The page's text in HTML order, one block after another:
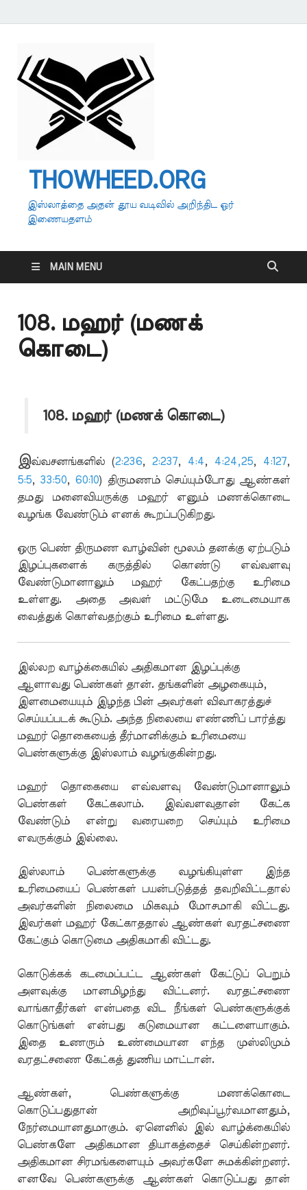
THOWHEED.ORG
இஸ்லாத்தை அதன் தூய வடிவில் அறிந்திட ஓர்
இணையதளம்
MAIN MENU
108. மஹர் (மணக்
கொடை)
108. மஹர் (மணக் கொடை)
இவ்வசனங்களில் (2:236, 2:237, 4:4, 4:24,25, 4:127,
5:5, 33:50, 60:10) திருமணம் செய்யும்போது ஆண்கள்
தமது மனைவியருக்கு மஹர் எனும் மணக்கொடை
வழங்க வேண்டும் எனக் கூறப்படுகிறது.
ஒரு பெண் திருமண வாழ்வின் மூலம் தனக்கு ஏற்படும்
இழப்புகளைக் கருத்தில் கொண்டு எவ்வளவு
வேண்டுமானாலும் மஹர் கேட்பதற்கு உரிமை
உள்ளது. அதை அவள் மட்டுமே உடைமையாக
வைத்துக் கொள்வதற்கும் உரிமை உள்ளது.
இல்லற வாழ்க்கையில் அதிகமான இழப்புக்கு
ஆளாவது பெண்கள் தான். தங்களின் அழகையும்,
இளமையையும் இழந்த பின் அவர்கள் விவாகரத்துச்
செய்யப்படக் கூடும். அந்த நிலையை எண்ணிப் பார்த்து
மஹர் தொகையைத் தீர்மானிக்கும் உரிமையை
பெண்களுக்கு இஸ்லாம் வழங்குகின்றது.
மஹர் தொகையை எவ்வளவு வேண்டுமானாலும்
பெண்கள் கேட்கலாம். இவ்வளவுதான் கேட்க
வேண்டும் என்று வரையறை செய்யும் உரிமை
எவருக்கும் இல்லை.
இஸ்லாம் பெண்களுக்கு வழங்கியுள்ள இந்த
உரிமையைப் பெண்கள் பயன்படுத்தத் தவறிவிட்டதால்
அவர்களின் நிலைமை மிகவும் மோசமாகி விட்டது.
இவர்கள் மஹர் கேட்காததால் ஆண்கள் வரதட்சணை
கேட்கும் கொடுமை அதிகமாகி விட்டது.
கொடுக்கக் கடமைப்பட்ட ஆண்கள் கேட்டுப் பெறும்
அளவுக்கு மானமிழந்து விட்டனர். வரதட்சணை
வாங்காதீர்கள் என்பதை விட நீங்கள் பெண்களுக்குக்
கொடுங்கள் என்பது கடுமையான கட்டளையாகும்.
இதை உணரும் உண்மையான எந்த முஸ்லிமும்
வரதட்சணை கேட்கத் துணிய மாட்டான்.
ஆண்கள், பெண்களுக்கு மணக்கொடை
கொடுப்பதுதான் அறிவுப்பூர்வமானதும்,
நேர்மையானதுமாகும். ஏனெனில் இல் வாழ்க்கையில்
பெண்களே அதிகமான தியாகத்தைச் செய்கின்றனர்.
அதிகமான சிரமங்களையும் அவர்களே சுமக்கின்றனர்.
எனவே பெண்களுக்கு ஆண்கள் கொடுப்பது தான்